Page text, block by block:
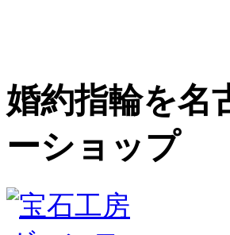
婚約指輪を名
ーショップ